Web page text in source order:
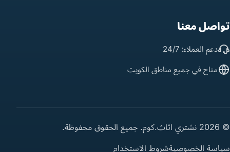
تواصل معنا
دعم العملاء: 24/7
متاح في جميع مناطق الكويت
© 2026 نشتري اثاث.كوم. جميع الحقوق محفوظة.
سياسة الخصوصيةشروط الاستخدام